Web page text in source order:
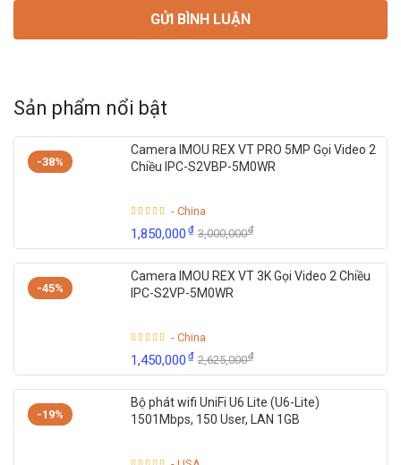
Sản phẩm nổi bật
-38%
Camera IMOU REX VT PRO 5MP Gọi Video 2
Chiều IPC-S2VBP-5M0WR
- China
1,850,000₫ 3,000,000₫
-45%
Camera IMOU REX VT 3K Gọi Video 2 Chiều
IPC-S2VP-5M0WR
- China
1,450,000₫ 2,625,000₫
-19%
Bộ phát wifi UniFi U6 Lite (U6-Lite)
1501Mbps, 150 User, LAN 1GB